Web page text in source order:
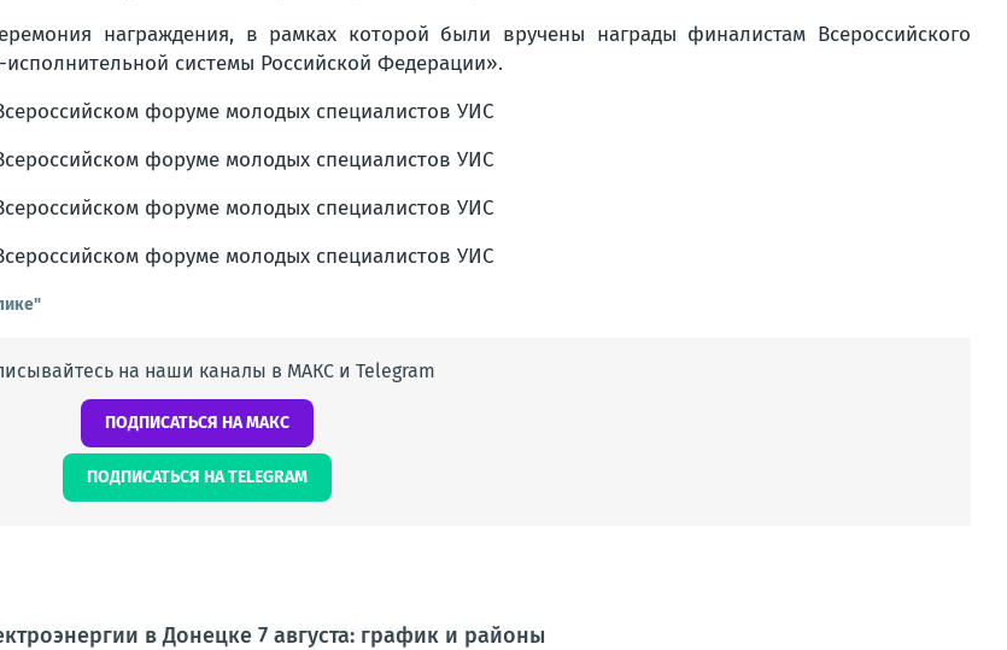
награждения, в рамках которой были вручены награды финалистам Всероссийского
системы Российской Федерации».
на наши каналы в МАКС и Telegram
ПОДПИСАТЬСЯ НА МАКС
ПОДПИСАТЬСЯ НА TELEGRAM
в Донецке 7 августа: график и районы